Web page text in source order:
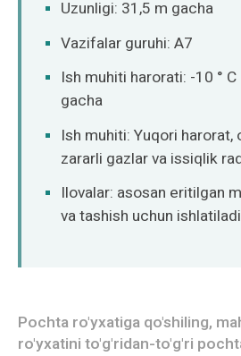
Uzunligi: 31,5 m gacha
Vazifalar guruhi: A7
Ish muhiti harorati: -10 ° C
gacha
Ish muhiti: Yuqori harorat,
zararli gazlar va issiqlik
Ilovalar: asosan eritilgan
va tashish uchun
Pochta ro'yxatiga qo'shiling,
ro'yxatini to'g'ridan-to'g'ri